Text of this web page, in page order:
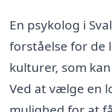
En psykolog i
forståelse for de
kulturer, som
Ved at vælge en